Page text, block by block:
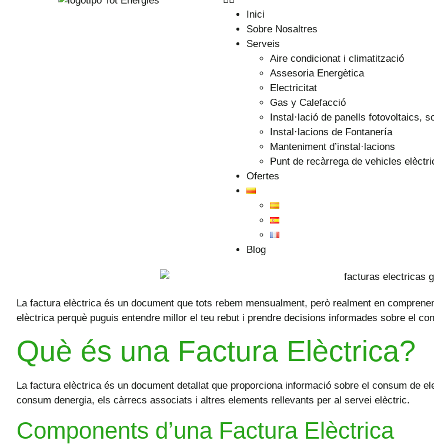
Inici
Sobre Nosaltres
Serveis
Aire condicionat i climatització
Assesoria Energètica
Electricitat
Gas y Calefacció
Instal·lació de panells fotovoltaics,
Instal·lacions de Fontanería
Manteniment d’instal·lacions
Punt de recàrrega de vehicles
Ofertes
Blog
La factura elèctrica és un document que tots rebem mensualment, però realment en
elèctrica perquè puguis entendre millor el teu rebut i prendre decisions informades sobre el
Què és una Factura Elèctrica?
La factura elèctrica és un document detallat que proporciona informació sobre el consum de
consum denergia, els càrrecs associats i altres elements rellevants per al servei elèctric.
Components d’una Factura Elèctrica